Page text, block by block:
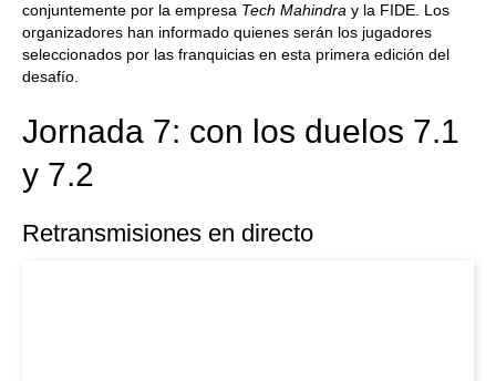
conjuntemente por la empresa Tech Mahindra y la FIDE. Los
organizadores han informado quienes serán los jugadores
seleccionados por las franquicias en esta primera edición del
desafío.
Jornada 7: con los duelos 7.1
y 7.2
Retransmisiones en directo